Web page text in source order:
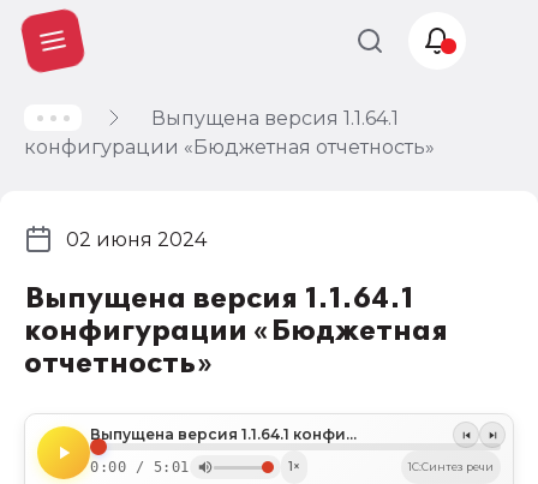
Выпущена версия 1.1.64.1
конфигурации «Бюджетная отчетность»
Выпущена версия 1.1.64.1
конфигурации «Бюджетная
отчетность»
Выпущена версия 1.1.64.1 конфигурации «Бюджетная отчетность»
0:00 / 5:01 1× 1C:Синтез речи
02 июня 2024
Учет и
налогообложение